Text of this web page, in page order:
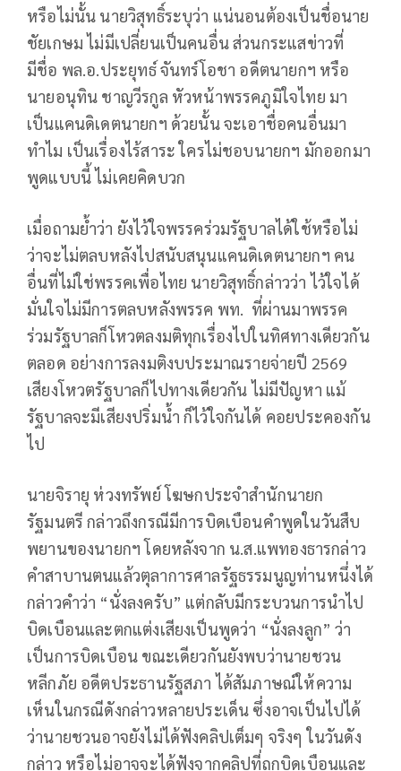
หรือไม่นั้น นายวิสุทธิ์ระบุว่า แน่นอนต้องเป็นชื่อนาย
ชัยเกษม ไม่มีเปลี่ยนเป็นคนอื่น ส่วนกระแสข่าวที่
มีชื่อ พล.อ.ประยุทธ์ จันทร์โอชา อดีตนายกฯ หรือ
นายอนุทิน ชาญวีรกูล หัวหน้าพรรคภูมิใจไทย มา
เป็นแคนดิเดตนายกฯ ด้วยนั้น จะเอาชื่อคนอื่นมา
ทำไม เป็นเรื่องไร้สาระ ใครไม่ชอบนายกฯ มักออกมา
พูดแบบนี้ ไม่เคยคิดบวก
เมื่อถามย้ำว่า ยังไว้ใจพรรคร่วมรัฐบาลได้ใช้หรือไม่
ว่าจะไม่ตลบหลังไปสนับสนุนแคนดิเดตนายกฯ คน
อื่นที่ไม่ใช่พรรคเพื่อไทย นายวิสุทธิ์กล่าวว่า ไว้ใจได้
มั่นใจไม่มีการตลบหลังพรรค พท. ที่ผ่านมาพรรค
ร่วมรัฐบาลก็โหวตลงมติทุกเรื่องไปในทิศทางเดียวกัน
ตลอด อย่างการลงมติงบประมาณรายจ่ายปี 2569
เสียงโหวตรัฐบาลก็ไปทางเดียวกัน ไม่มีปัญหา แม้
รัฐบาลจะมีเสียงปริ่มน้ำ ก็ไว้ใจกันได้ คอยประคองกัน
ไป
นายจิรายุ ห่วงทรัพย์ โฆษกประจำสำนักนายก
รัฐมนตรี กล่าวถึงกรณีมีการบิดเบือนคำพูดในวันสืบ
พยานของนายกฯ โดยหลังจาก น.ส.แพทองธารกล่าว
คำสาบานตนแล้วตุลาการศาลรัฐธรรมนูญท่านหนึ่งได้
กล่าวคำว่า “นั่งลงครับ” แต่กลับมีกระบวนการนำไป
บิดเบือนและตกแต่งเสียงเป็นพูดว่า “นั่งลงลูก” ว่า
เป็นการบิดเบือน ขณะเดียวกันยังพบว่านายชวน
หลีกภัย อดีตประธานรัฐสภา ได้สัมภาษณ์ให้ความ
เห็นในกรณีดังกล่าวหลายประเด็น ซึ่งอาจเป็นไปได้
ว่านายชวนอาจยังไม่ได้ฟังคลิปเต็มๆ จริงๆ ในวันดัง
กล่าว หรือไม่อาจจะได้ฟังจากคลิปที่ถูกบิดเบือนและ